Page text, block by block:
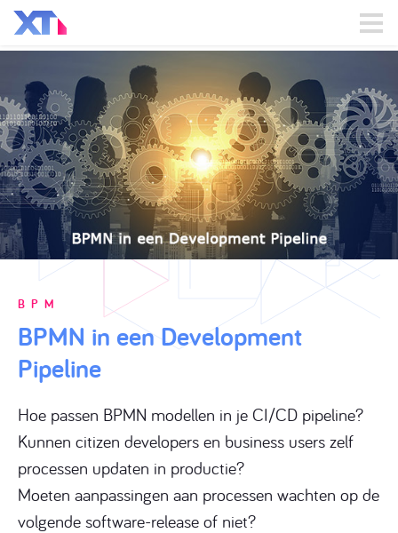
BPM
BPMN in een Development
Pipeline
Hoe passen BPMN modellen in je CI/CD pipeline?
Kunnen citizen developers en business users zelf
processen updaten in productie?
Moeten aanpassingen aan processen wachten op de
volgende software-release of niet?